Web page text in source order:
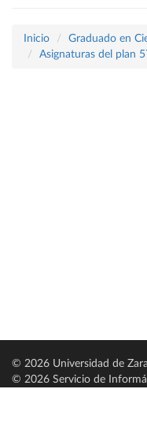
Inicio
Graduado en
Asignaturas del plan
© 2026 Universidad de
© 2026 Servicio de